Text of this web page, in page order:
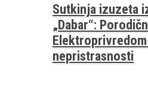
Sutkinja izuzeta
„Dabar“:
nepristrasnosti